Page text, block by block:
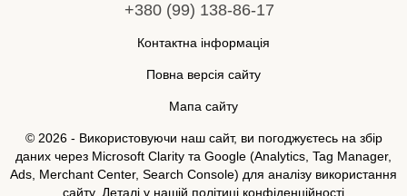
+380 (99) 138-86-17
Контактна інформація
Повна версія сайту
Мапа сайту
© 2026 - Використовуючи наш сайт, ви погоджуєтесь на збір
даних через Microsoft Clarity та Google (Analytics, Tag Manager,
Ads, Merchant Center, Search Console) для аналізу використання
сайту. Деталі у нашій політиці конфіденційності